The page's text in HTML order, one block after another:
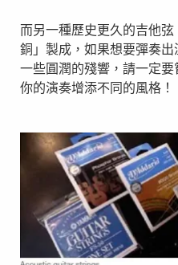
而另一種歷史更久的吉他弦
銅」製成，如果想要彈奏
一些圓潤的殘響，請一定
你的演奏增添不同的風格！